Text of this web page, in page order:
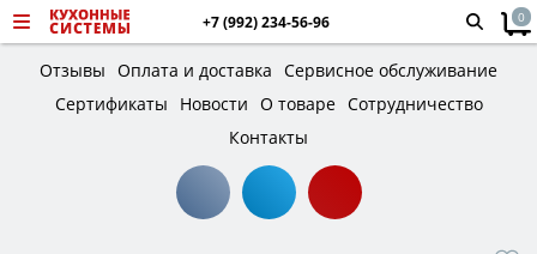
+7 (992) 234-56-96 0
Отзывы Оплата и доставка Сервисное обслуживание
Сертификаты
Новости О товаре Сотрудничество
Контакты